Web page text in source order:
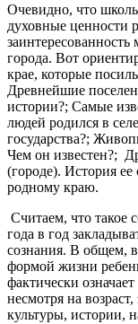
Очевидно, что
духовные ценности
города. Вот
крае, которые
Древнейшие
истории?; Самые
людей родился в
государства?;
Чем он известен?;
(городе). История
родному краю.
Считаем, что такое
года в год
сознания. В общем,
формой жизни
фактически
несмотря на
культуры, истории,